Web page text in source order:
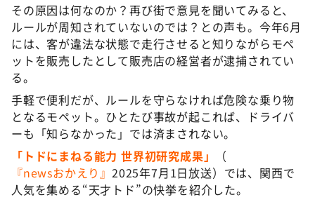
その原因は何なのか？再び街で意見を聞いてみると、
ルールが周知されていないのでは？との声も。今年6月
には、客が違法な状態で走行させると知りながらモペ
ットを販売したとして販売店の経営者が逮捕されてい
る。
手軽で便利だが、ルールを守らなければ危険な乗り物
となるモペット。ひとたび事故が起これば、ドライバ
ーも「知らなかった」では済まされない。
「トドにまねる能力 世界初研究成果」
（
『newsおかえり』 2025年7月1日放送）では、関西で
人気を集める“天才トド”の快挙を紹介した。